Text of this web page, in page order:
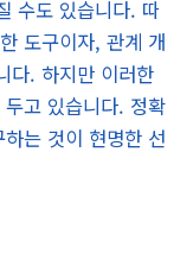
수도 있습니다. 따
도구이자, 관계 개
다. 하지만 이러한
고 있습니다. 정확
는 것이 현명한 선